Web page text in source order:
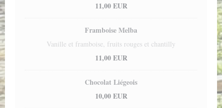
11,00 EUR
Framboise Melba
Vanille et framboise, fruits rouges et chantilly
11,00 EUR
Chocolat Liégeois
10,00 EUR